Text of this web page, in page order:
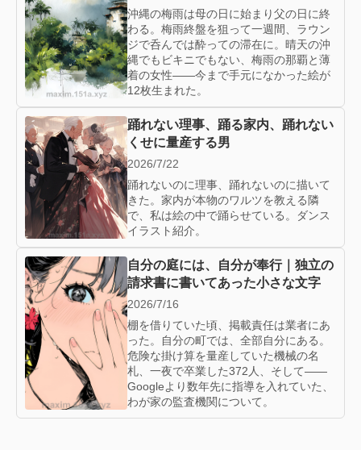
沖縄の梅雨は母の日に始まり父の日に終
わる。梅雨終盤を狙って一週間、ラウン
ジで呑んでは酔っての滞在に。晴天の沖
縄でもビキニでもない、梅雨の那覇と薄
着の女性——今まで手元になかった絵が
12枚生まれた。
踊れない理事、踊る家内、踊れない
くせに量産する男
2026/7/22
踊れないのに理事、踊れないのに描いて
きた。家内が本物のワルツを教える隣
で、私は絵の中で踊らせている。ダンス
イラスト紹介。
自分の庭には、自分が奉行｜独立の
請求書に書いてあった小さな文字
2026/7/16
棚を借りていた頃、掲載責任は業者にあ
った。自分の町では、全部自分にある。
危険な掛け算を量産していた機械の名
札、一夜で卒業した372人、そして——
Googleより数年先に指導を入れていた、
わが家の監査機関について。